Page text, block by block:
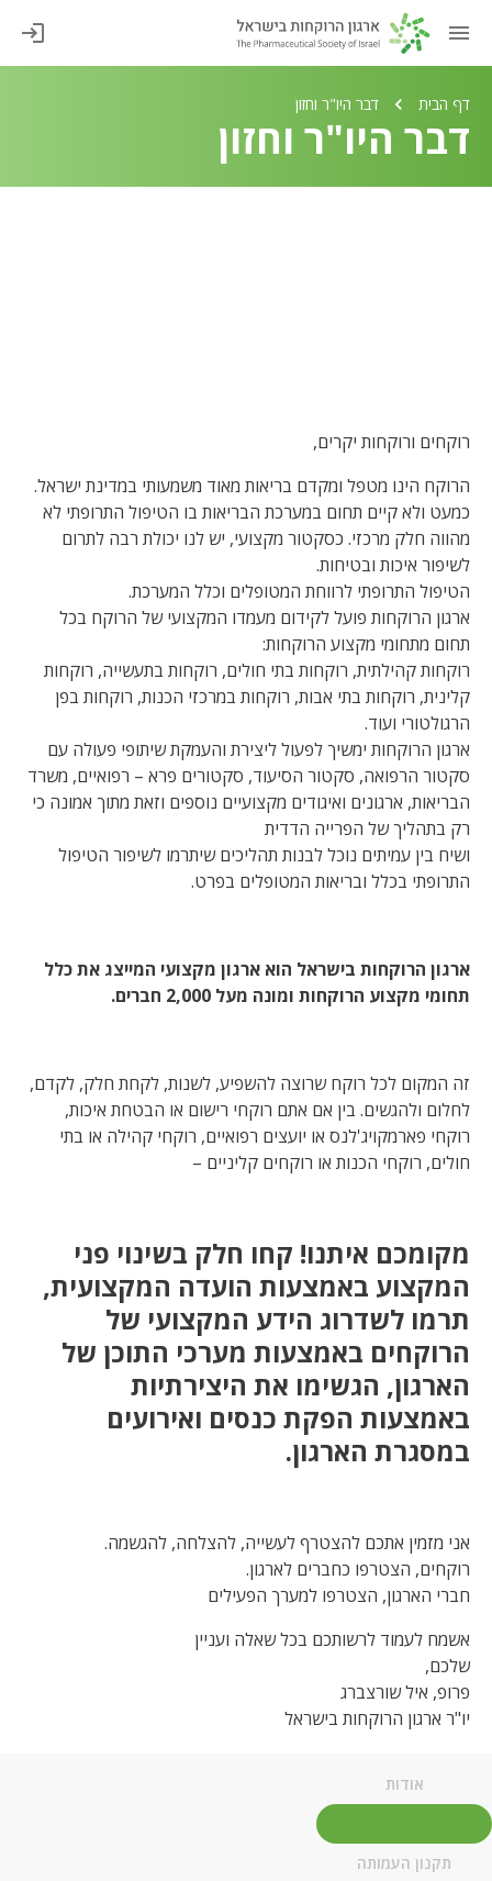
דף הבית דבר היו"ר וחזון
דבר היו"ר וחזון
רוקחים ורוקחות יקרים,
הרוקח הינו מטפל ומקדם בריאות מאוד משמעותי במדינת ישראל.
כמעט ולא קיים תחום במערכת הבריאות בו הטיפול התרופתי לא
מהווה חלק מרכזי. כסקטור מקצועי, יש לנו יכולת רבה לתרום
לשיפור איכות ובטיחות.
הטיפול התרופתי לרווחת המטופלים וכלל המערכת.
ארגון הרוקחות פועל לקידום מעמדו המקצועי של הרוקח בכל
תחום מתחומי מקצוע הרוקחות:
רוקחות קהילתית, רוקחות בתי חולים, רוקחות בתעשייה, רוקחות
קלינית, רוקחות בתי אבות, רוקחות במרכזי הכנות, רוקחות בפן
הרגולטורי ועוד.
ארגון הרוקחות ימשיך לפעול ליצירת והעמקת שיתופי פעולה עם
סקטור הרפואה, סקטור הסיעוד, סקטורים פרא – רפואיים, משרד
הבריאות, ארגונים ואיגודים מקצועיים נוספים וזאת מתוך אמונה כי
רק בתהליך של הפרייה הדדית
ושיח בין עמיתים נוכל לבנות תהליכים שיתרמו לשיפור הטיפול
התרופתי בכלל ובריאות המטופלים בפרט.
ארגון הרוקחות בישראל הוא ארגון מקצועי המייצג את כלל
תחומי מקצוע הרוקחות ומונה מעל 2,000 חברים.
זה המקום לכל רוקח שרוצה להשפיע, לשנות, לקחת חלק, לקדם,
לחלום ולהגשים. בין אם אתם רוקחי רישום או הבטחת איכות,
רוקחי פארמקויג'לנס או יועצים רפואיים, רוקחי קהילה או בתי
חולים, רוקחי הכנות או רוקחים קליניים –
מקומכם איתנו! קחו חלק בשינוי פני
המקצוע באמצעות הועדה המקצועית,
תרמו לשדרוג הידע המקצועי של
הרוקחים באמצעות מערכי התוכן של
הארגון, הגשימו את היצירתיות
באמצעות הפקת כנסים ואירועים
במסגרת הארגון.
אני מזמין אתכם להצטרף לעשייה, להצלחה, להגשמה.
רוקחים, הצטרפו כחברים לארגון.
חברי הארגון, הצטרפו למערך הפעילים
אשמח לעמוד לרשותכם בכל שאלה ועניין
שלכם,
פרופ, איל שורצברג
יו"ר ארגון הרוקחות בישראל
אודות
תקנון העמותה